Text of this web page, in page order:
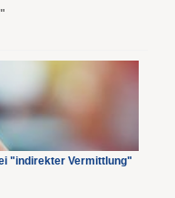
"indirekter Vermittlung"